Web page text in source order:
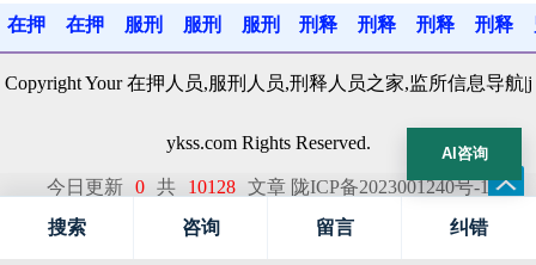
在押
在押 服刑 服刑 服刑 刑释 刑释 刑释 刑释
Copyright Your 在押人员,服刑人员,刑释人员之家,监所信息导航|j
ykss.com Rights Reserved.
AI咨询
搜索 咨询 留言 纠错
今日更新 0 共 10128 文章 陇ICP备2023001240号-1
甘公网安备62122202000144号
网站地图: